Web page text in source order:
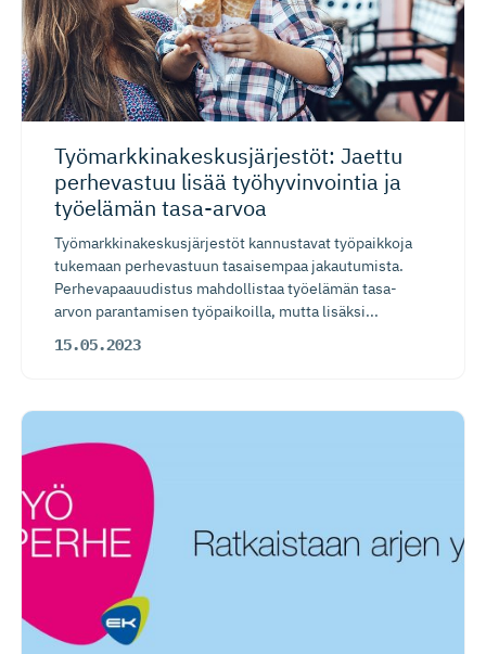
Työmarkki­na­kes­kus­jär­jestöt: Jaettu
perhevastuu lisää työhyvinvointia ja
työelämän tasa-arvoa
Työmarkkinakeskusjärjestöt kannustavat työpaikkoja
tukemaan perhevastuun tasaisempaa jakautumista.
Perhevapaauudistus mahdollistaa työelämän tasa-
arvon parantamisen työpaikoilla, mutta lisäksi...
15.05.2023